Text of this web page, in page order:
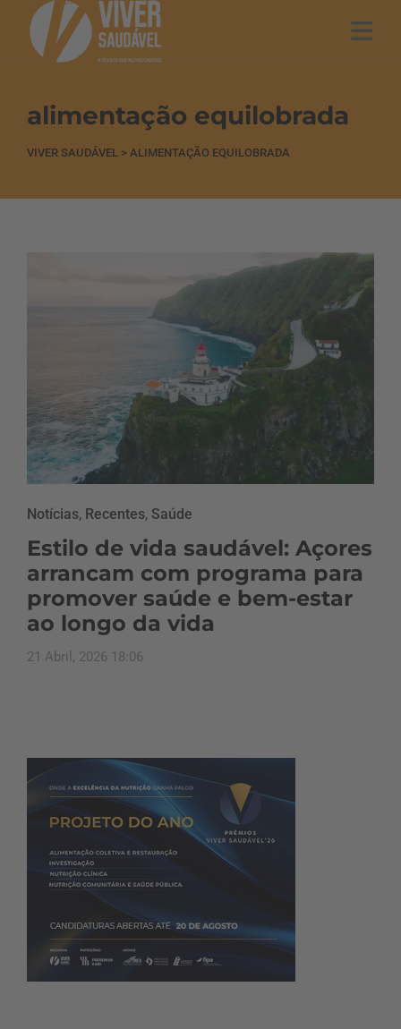
alimentação equilobrada
VIVER SAUDÁVEL > ALIMENTAÇÃO EQUILOBRADA
Notícias, Recentes, Saúde
Estilo de vida saudável: Açores
arrancam com programa para
promover saúde e bem-estar
ao longo da vida
21 Abril, 2026 18:06